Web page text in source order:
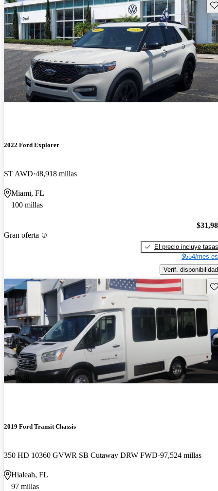
2022 Ford Explorer
ST AWD 48,918 millas
Miami, FL
100 millas
Gran oferta
El precio incluye tasas
$554/mes
Verif. disponibilidad
¡Nuevo!
2019 Ford Transit Chassis
350 HD 10360 GVWR SB Cutaway DRW FWD 97,524 millas
Hialeah, FL
97 millas